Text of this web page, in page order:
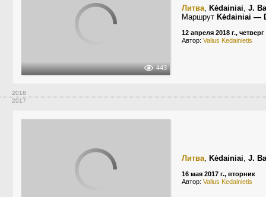
443
Литва, Kėdainiai, J.
Маршрут Kėdainiai —
12 апреля 2018 г., четверг
Автор: Valius Kedainietis
2018
2017
Литва, Kėdainiai, J.
16 мая 2017 г., вторник
Автор: Valius Kedainietis